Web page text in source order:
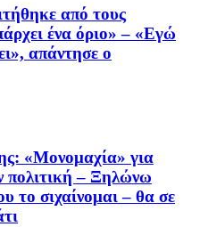
από τους
ένα όριο» – «Εγώ
απάντησε ο
«Μονομαχία» για
πολιτική – Ξηλώνω
το σιχαίνομαι – θα σε